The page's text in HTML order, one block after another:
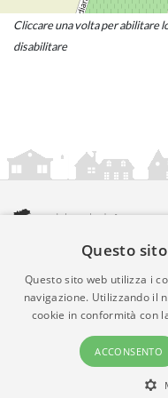
Cliccare una volta per abilitare
disabilitare
© Copyright MMXXIV -
Informazioni sul servizio
Cookies • Time 0.0103
Questo
Questo sito web utilizza i
navigazione. Utilizzando il
cookie in conformità con
ACCONSENTO